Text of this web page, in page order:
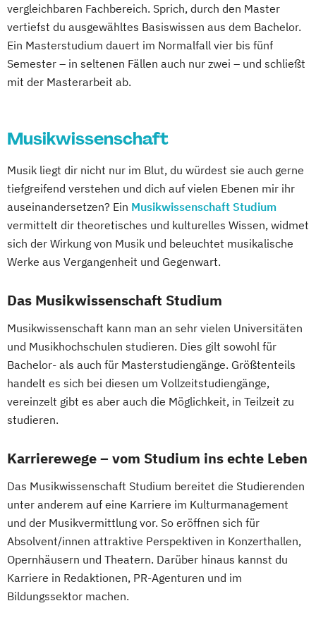
vergleichbaren Fachbereich. Sprich, durch den Master
vertiefst du ausgewähltes Basiswissen aus dem Bachelor.
Ein Masterstudium dauert im Normalfall vier bis fünf
Semester – in seltenen Fällen auch nur zwei – und schließt
mit der Masterarbeit ab.
Musikwissenschaft
Musik liegt dir nicht nur im Blut, du würdest sie auch gerne
tiefgreifend verstehen und dich auf vielen Ebenen mir ihr
auseinandersetzen? Ein Musikwissenschaft Studium
vermittelt dir theoretisches und kulturelles Wissen, widmet
sich der Wirkung von Musik und beleuchtet musikalische
Werke aus Vergangenheit und Gegenwart.
Das Musikwissenschaft Studium
Musikwissenschaft kann man an sehr vielen Universitäten
und Musikhochschulen studieren. Dies gilt sowohl für
Bachelor- als auch für Masterstudiengänge. Größtenteils
handelt es sich bei diesen um Vollzeitstudiengänge,
vereinzelt gibt es aber auch die Möglichkeit, in Teilzeit zu
studieren.
Karrierewege – vom Studium ins echte Leben
Das Musikwissenschaft Studium bereitet die Studierenden
unter anderem auf eine Karriere im Kulturmanagement
und der Musikvermittlung vor. So eröffnen sich für
Absolvent/innen attraktive Perspektiven in Konzerthallen,
Opernhäusern und Theatern. Darüber hinaus kannst du
Karriere in Redaktionen, PR-Agenturen und im
Bildungssektor machen.